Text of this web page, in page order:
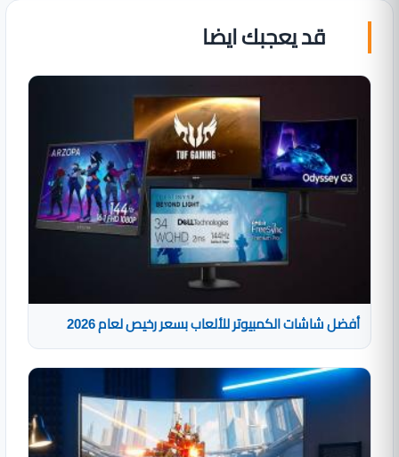
قد يعجبك ايضا
أفضل شاشات الكمبيوتر للألعاب بسعر رخيص لعام 2026